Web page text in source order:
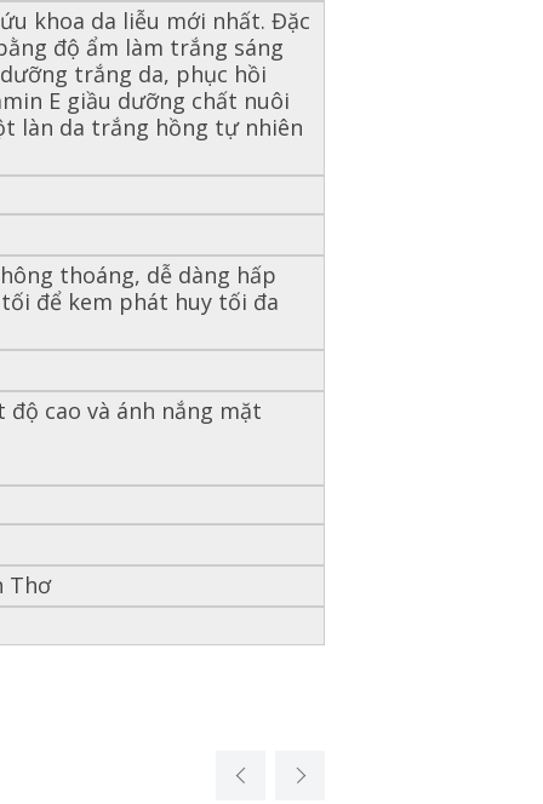
khoa da liễu mới nhất. Đặc
độ ẩm làm trắng sáng
trắng da, phục hồi
E giầu dưỡng chất nuôi
làn da trắng hồng tự nhiên
thoáng, dễ dàng hấp
để kem phát huy tối đa
cao và ánh nắng mặt
Thơ